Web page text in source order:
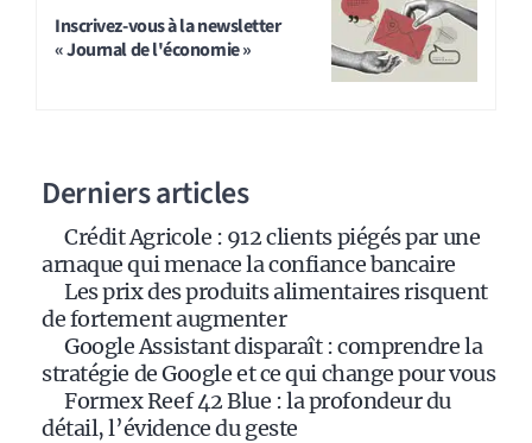
Inscrivez-vous à la newsletter
« Journal de l'économie »
Derniers articles
Crédit Agricole : 912 clients piégés par une
arnaque qui menace la confiance bancaire
Les prix des produits alimentaires risquent
de fortement augmenter
Google Assistant disparaît : comprendre la
stratégie de Google et ce qui change pour vous
Formex Reef 42 Blue : la profondeur du
détail, l’évidence du geste